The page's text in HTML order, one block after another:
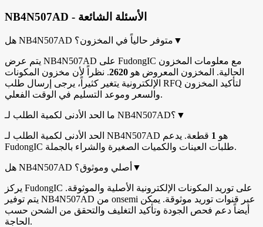
NB4N507AD - الأسئلة الشائعة
هل NB4N507AD متوفر حالياً في المخزون؟ ▼
يتم عرض NB4N507AD على FudongIC مع معلومات المخزون
الحالية. المخزون المعروض هو 2620. نظراً لأن مخزون المكونات
الإلكترونية يتغير كثيراً، يرجى إرسال طلب RFQ لتأكيد المخزون
والسعر وموعد التسليم في الوقت الفعلي.
ما الحد الأدنى لكمية الطلب لـ NB4N507AD؟ ▼
الحد الأدنى لكمية الطلب لـ NB4N507AD هو 1 قطعة. يدعم
FudongIC طلبات العينات والكميات الصغيرة والشراء بالجملة.
هل NB4N507AD أصلي وموثوق؟ ▼
يركز FudongIC على توريد المكونات الإلكترونية الأصلية والموثوقة.
يتم توفير NB4N507AD من onsemi عبر قنوات توريد موثوقة. يمكن
أيضاً دعم فحص الجودة وتأكيد التغليف والتحقق من الشحن حسب
الحاجة.